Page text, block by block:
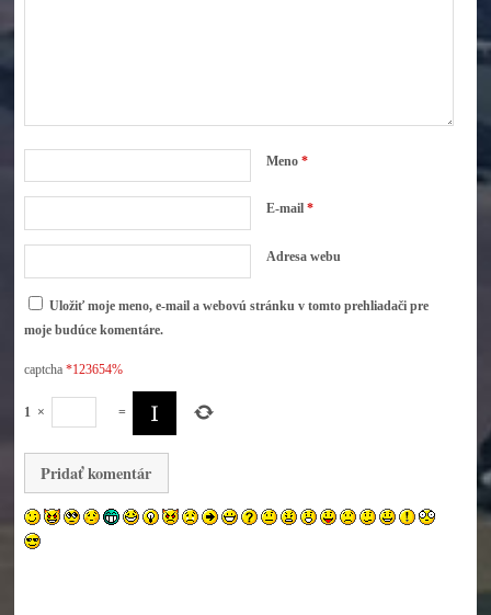
Meno *
E-mail *
Adresa webu
Uložiť moje meno, e-mail a webovú stránku v tomto prehliadači pre
moje budúce komentáre.
captcha*123654%
1 × =